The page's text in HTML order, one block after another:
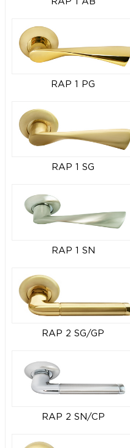
RAP 1 PG
RAP 1 SG
RAP 1 SN
RAP 2 SG/GP
RAP 2 SN/CP